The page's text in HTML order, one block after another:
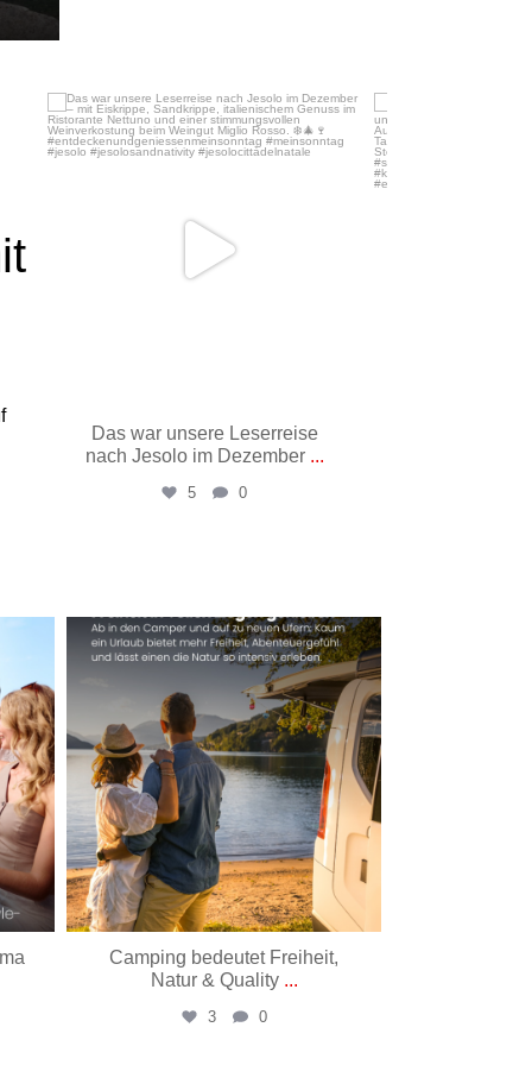
Dez. 16
Das war unsere Leserreise
nach Jesolo im Dezember ...
5 0
Mai 26
Camping bedeutet Freiheit,
Natur & Quality ...
3 0